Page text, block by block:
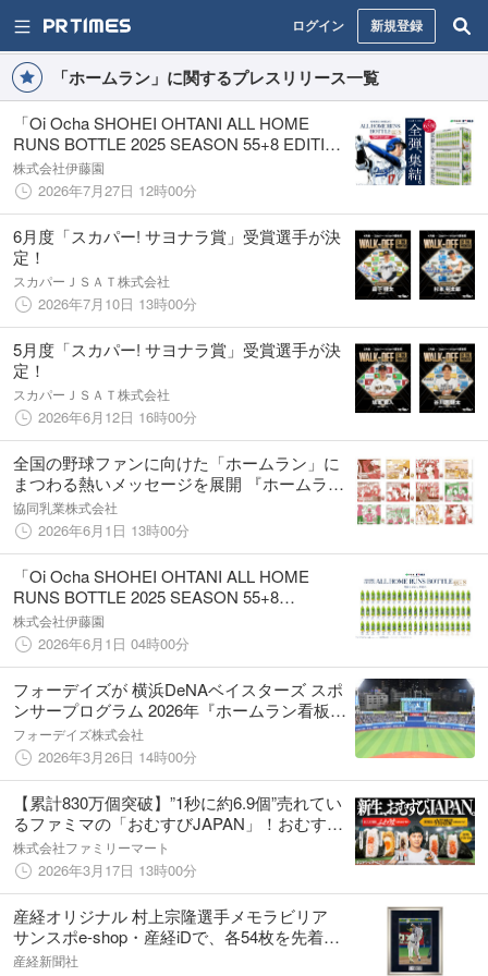
ログイン 新規登録
「ホームラン」に関するプレスリリース一覧
「Oi Ocha SHOHEI OHTANI ALL HOME
RUNS BOTTLE 2025 SEASON 55+8 EDITION
COMPLETE BOX」を、7月29日（水）より予
約販売開始
株式会社伊藤園
2026年7月27日 12時00分
6月度「スカパー! サヨナラ賞」受賞選手が決
定！
スカパーＪＳＡＴ株式会社
2026年7月10日 13時00分
5月度「スカパー! サヨナラ賞」受賞選手が決
定！
スカパーＪＳＡＴ株式会社
2026年6月12日 16時00分
全国の野球ファンに向けた「ホームラン」に
まつわる熱いメッセージを展開 『ホームラン
バー ホームランを、アイスる人へ。』
協同乳業株式会社
2026年6月1日 13時00分
「Oi Ocha SHOHEI OHTANI ALL HOME
RUNS BOTTLE 2025 SEASON 55+8
EDITION」を、6月22日（月）に販売開始
株式会社伊藤園
2026年6月1日 04時00分
フォーデイズが 横浜DeNAベイスターズ スポ
ンサープログラム 2026年『ホームラン看板直
撃賞』に協賛
フォーデイズ株式会社
2026年3月26日 14時00分
【累計830万個突破】”1秒に約6.9個”売れてい
るファミマの「おむすびJAPAN」！おむすび
アンバサダー大谷翔平選手の次なる挑戦へエ
ールを。「中具増量」第3弾＆「LA行き」キ
ャンペーン開始
株式会社ファミリーマート
2026年3月17日 13時00分
産経オリジナル 村上宗隆選手メモラビリア
サンスポe-shop・産経iDで、各54枚を先着販
売
産経新聞社